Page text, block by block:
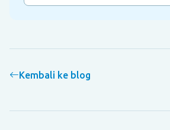
Kembali ke blog